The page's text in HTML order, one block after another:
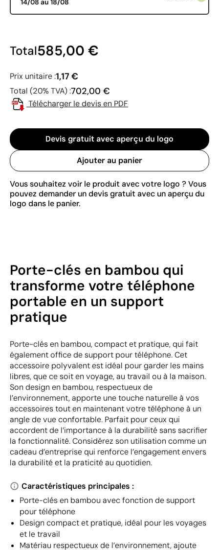
14/08 au 18/08
Total585,00 €
Prix unitaire :1,17 €
Total (20% TVA) :702,00 €
Télécharger le devis en PDF
Devis gratuit avec aperçu du logo
Ajouter au panier
Vous souhaitez voir le produit avec votre logo ? Vous
pouvez demander un devis gratuit avec un aperçu du
logo dans le panier.
Porte-clés en bambou qui
transforme votre téléphone
portable en un support
pratique
Porte-clés en bambou, compact et pratique, qui fait
également office de support pour téléphone. Cet
accessoire polyvalent est idéal pour garder les mains
libres, que ce soit en voyage, au travail ou à la maison.
Son design en bambou, respectueux de
l’environnement, apporte une touche naturelle à vos
accessoires tout en maintenant votre téléphone à un
angle de vue confortable. Parfait pour ceux qui
accordent de l’importance à la durabilité sans sacrifier
la fonctionnalité. Considérez son utilisation comme un
cadeau d’entreprise qui renforce l’engagement envers
la durabilité et la praticité au quotidien.
Caractéristiques principales :
Porte-clés en bambou avec fonction de support
pour téléphone
Design compact et pratique, idéal pour les voyages
et le travail
Matériau respectueux de l’environnement, ajoute